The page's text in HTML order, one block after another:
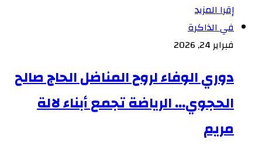
إقرا المزيد
في الذاكرة
فبراير 24, 2026
دوري الوفاء لروح المناضل الحاج صالح
الحجوي… الرياضة تجمع أبناء لالة
مريم